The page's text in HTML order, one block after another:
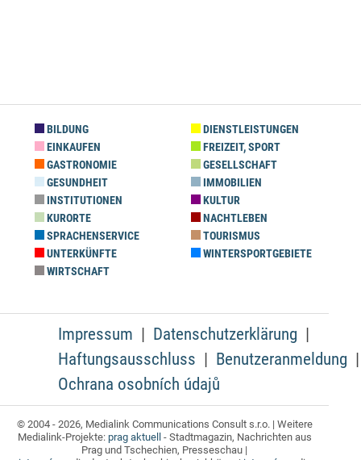
BILDUNG
DIENSTLEISTUNGEN
EINKAUFEN
FREIZEIT, SPORT
GASTRONOMIE
GESELLSCHAFT
GESUNDHEIT
IMMOBILIEN
INSTITUTIONEN
KULTUR
KURORTE
NACHTLEBEN
SPRACHENSERVICE
TOURISMUS
UNTERKÜNFTE
WINTERSPORTGEBIETE
WIRTSCHAFT
Impressum
Datenschutzerklärung
Haftungsausschluss
Benutzeranmeldung
Ochrana osobních údajů
© 2004 - 2026, Medialink Communications Consult s.r.o. | Weitere
Medialink-Projekte: prag aktuell - Stadtmagazin, Nachrichten aus
Prag und Tschechien, Presseschau |